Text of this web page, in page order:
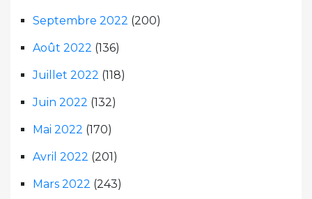
Septembre 2022 (200)
Août 2022 (136)
Juillet 2022 (118)
Juin 2022 (132)
Mai 2022 (170)
Avril 2022 (201)
Mars 2022 (243)